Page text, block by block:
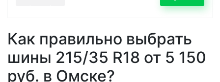
Как правильно выбрать
шины 215/35 R18 от 5 150
руб. в Омске?